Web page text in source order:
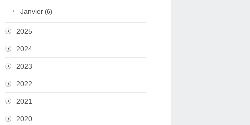
Janvier (6)
2025
2024
2023
2022
2021
2020